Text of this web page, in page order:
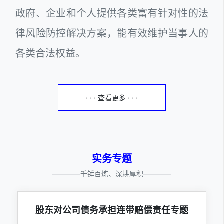
政府、企业和个人提供各类富有针对性的法
律风险防控解决方案，能有效维护当事人的
各类合法权益。
· · · 查看更多 · · ·
实务专题
————千锤百炼、深耕厚积————
股东对公司债务承担连带赔偿责任专题